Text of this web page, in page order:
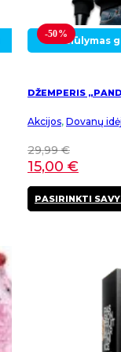
-50%
Pasiūlymas
DŽEMPERIS
Akcijos, Dovanų
29,99€
15,00 €
PASIRINKTI